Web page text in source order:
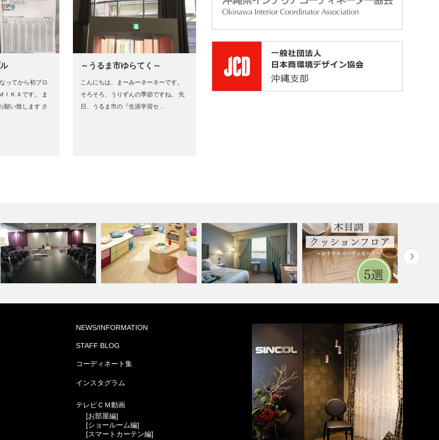
ってから初ブロ
ＩＫＡです。 ま
願い致します さ
～うるま市ゆらてく～
こんにちは、まーみーネーネーです。
そろそろ、うりずんの季節ですね。 先
日、うるま市の『生涯学習セ…
葬祭ホール いなんせ会館
集)
ョンフロア5…
NEWS/INFORMATION
STAFF BLOG
コーディネート集
インスタグラム
テレビＣＭ動画
[お部屋編]
[ショールーム編]
[スマートカーテン編]